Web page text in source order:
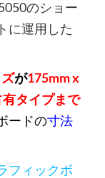
のショー
に運用した
が175mm x
タイプまで
ードの寸法
フィックボ